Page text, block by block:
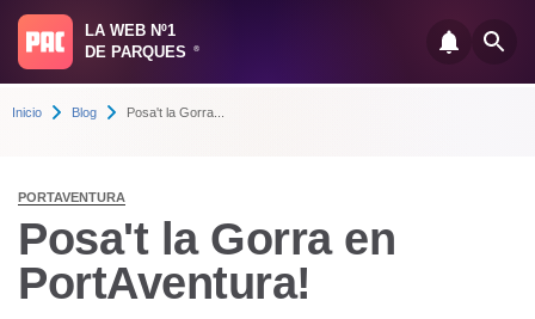
LA WEB Nº1
DE PARQUES
®
Inicio Blog Posa't la Gorra...
PORTAVENTURA
Posa't la Gorra en
PortAventura!